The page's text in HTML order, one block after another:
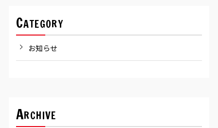
Category
お知らせ
Archive